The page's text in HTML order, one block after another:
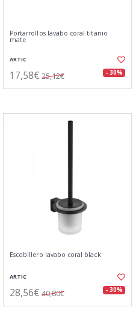
Portarrollos lavabo coral titanio
mate
ARTIC
17,58€ 25,12€ - 30%
Escobillero lavabo coral black
ARTIC
28,56€ 40,80€ - 30%